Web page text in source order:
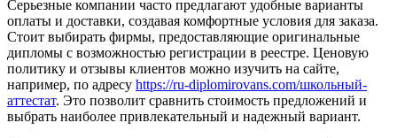
Серьезные компании часто предлагают удобные варианты
оплаты и доставки, создавая комфортные условия для заказа.
Стоит выбирать фирмы, предоставляющие оригинальныe
дипломы с возможностью регистрации в реестре. Ценовую
политику и отзывы клиентов можно изучить на сайте,
например, по адресу https://ru-diplomirovans.com/школьный-
аттестат. Это позволит сравнить стоимость предложений и
выбрать наиболее привлекательный и надежный вариант.